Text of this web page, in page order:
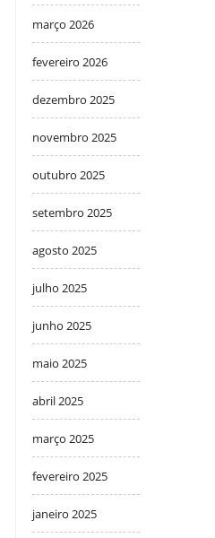
março 2026
fevereiro 2026
dezembro 2025
novembro 2025
outubro 2025
setembro 2025
agosto 2025
julho 2025
junho 2025
maio 2025
abril 2025
março 2025
fevereiro 2025
janeiro 2025